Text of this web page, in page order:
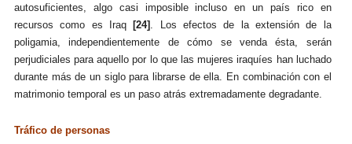
autosuficientes, algo casi imposible incluso en un país rico en
recursos como es Iraq
[24]
. Los efectos de la extensión de la
poligamia, independientemente de cómo se venda ésta, serán
perjudiciales para aquello por lo que las mujeres iraquíes han luchado
durante más de un siglo para librarse de ella. En combinación con el
matrimonio temporal es un paso atrás extremadamente degradante.
Tráfico de personas